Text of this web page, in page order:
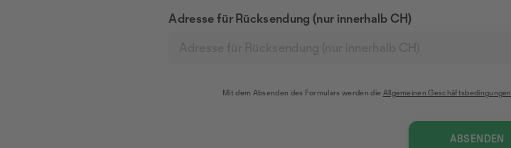
Adresse für Rücksendung (nur innerhalb CH)
Mit dem Absenden des Formulars werden die Allgemeinen Geschäftsbedingungen